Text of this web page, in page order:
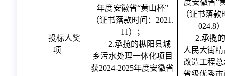
投标人奖
项
年度安徽省“黄山杯”
（证书落款时间：2021.
11）；
2.承揽的枞阳县城
乡污水处理一体化项目
获2024-2025年度安徽省
度安徽省“
（证书落款
024.8
2.承揽
人民大街
改造工程
省级优秀